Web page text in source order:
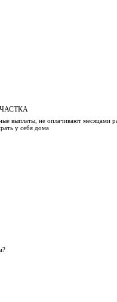
выплаты, не оплачивают месяцами
у себя дома